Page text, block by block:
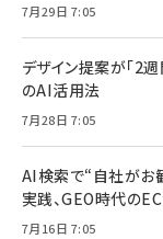
7月29日 7:05
デザイン提案が「2
のAI活用法
7月28日 7:05
AI検索で“自社がお
実践、GEO時代の
7月16日 7:05